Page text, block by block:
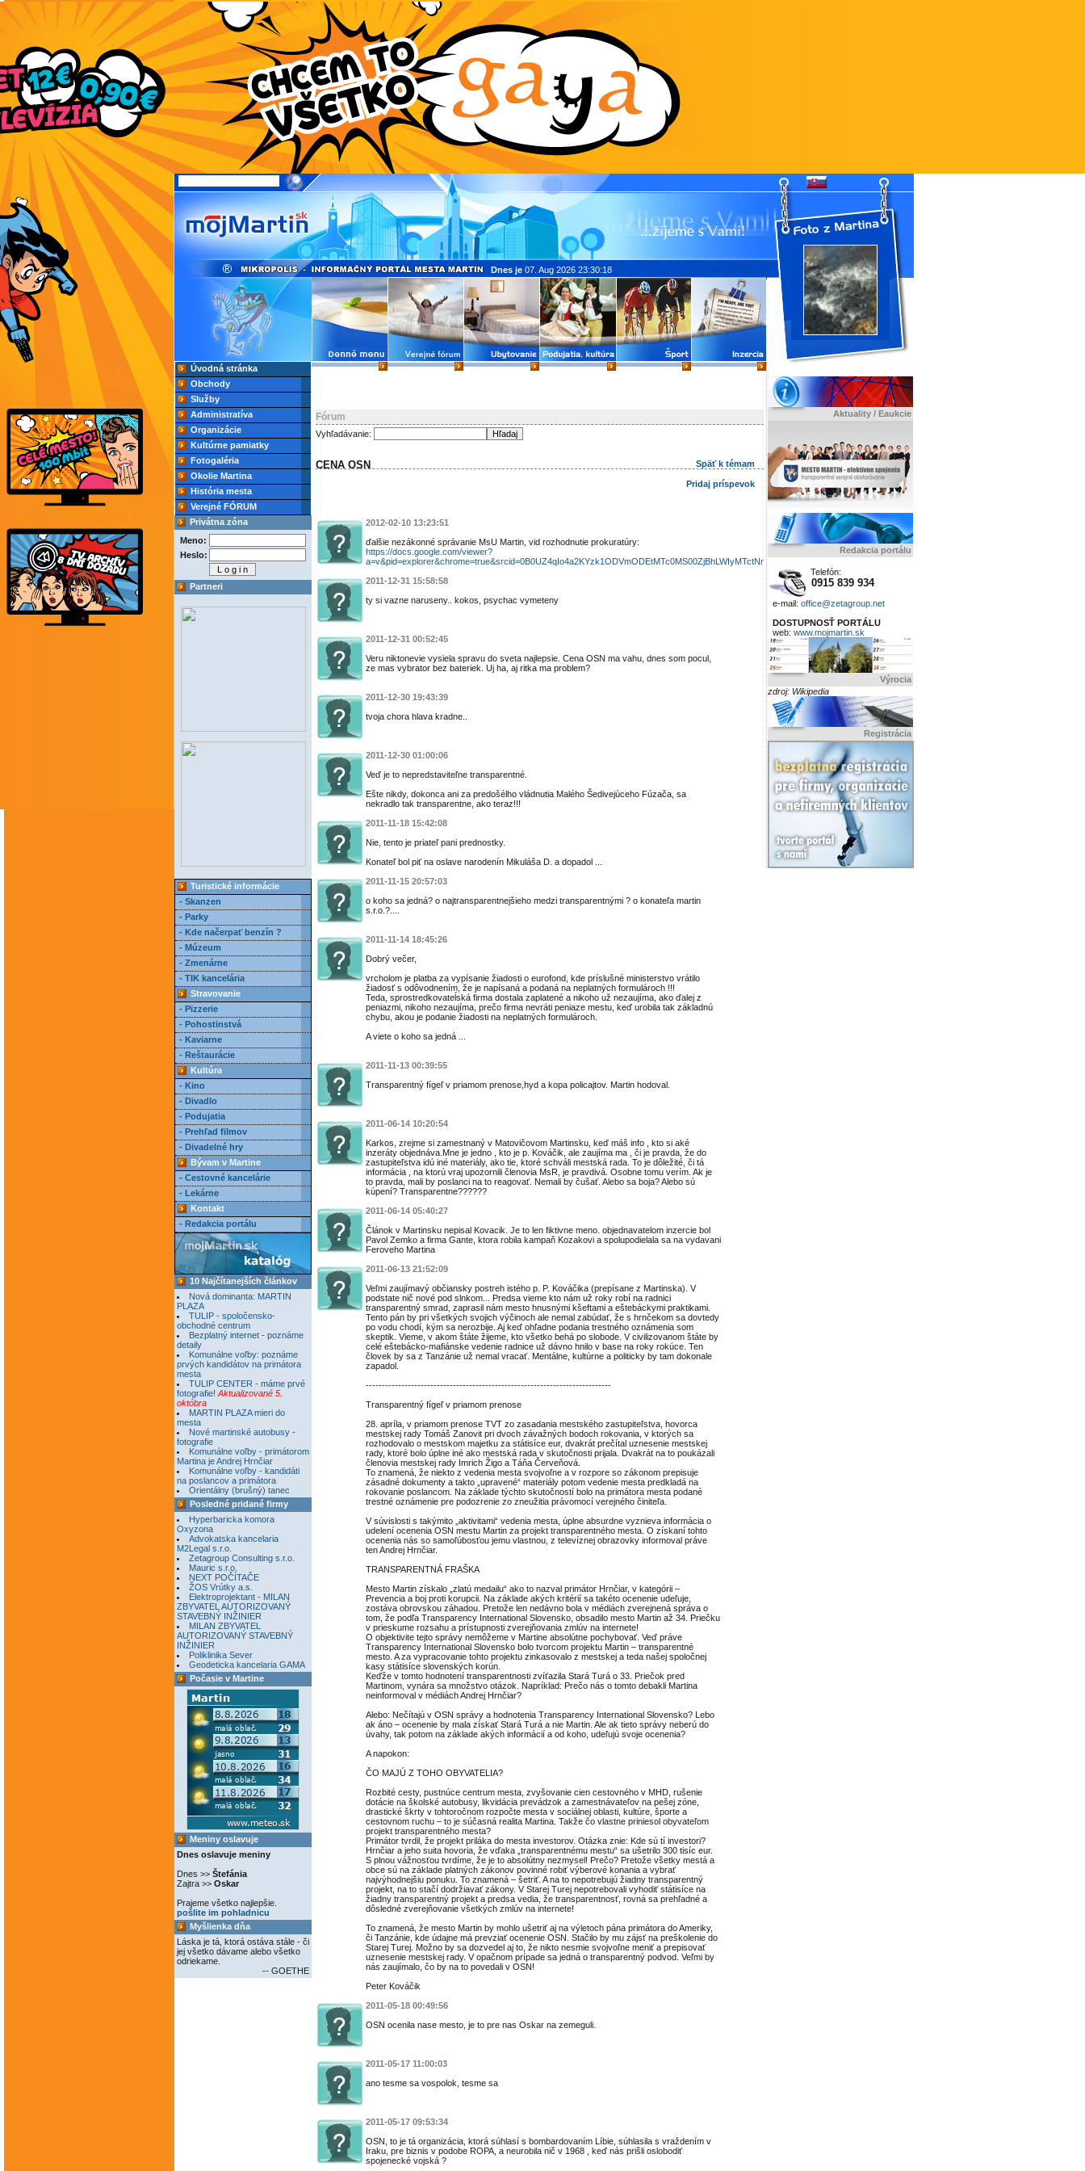
Úvodná stránka
Obchody
Služby
Administratíva
Organizácie
Kultúrne pamiatky
Fotogaléria
Okolie Martina
História mesta
Verejné FÓRUM
Privátna zóna
Meno:
Heslo:
Partneri
Turistické informácie
- Skanzen
- Parky
- Kde načerpať benzín ?
- Múzeum
- Zmenárne
- TIK kancelária
Stravovanie
- Pizzerie
- Pohostinstvá
- Kaviarne
- Reštaurácie
Kultúra
- Kino
- Divadlo
- Podujatia
- Prehľad filmov
- Divadelné hry
Bývam v Martine
- Cestovné kancelárie
- Lekárne
Kontakt
- Redakcia portálu
10 Najčítanejších článkov
Nová dominanta: MARTIN
PLAZA
TULIP - spoločensko-
obchodné centrum
Bezplatný internet - poznáme
detaily
Komunálne voľby: poznáme
prvých kandidátov na primátora
mesta
TULIP CENTER - máme prvé
fotografie! Aktualizované 5.
októbra
MARTIN PLAZA mieri do
mesta
Nové martinské autobusy -
fotografie
Komunálne voľby - primátorom
Martina je Andrej Hrnčiar
Komunálne voľby - kandidáti
na poslancov a primátora
Orientálny (brušný) tanec
Posledné pridané firmy
Hyperbaricka komora
Oxyzona
Advokatska kancelaria
M2Legal s.r.o.
Zetagroup Consulting s.r.o.
Mauric s.r.o.
NEXT POČÍTAČE
ŽOS Vrútky a.s.
Elektroprojektant - MILAN
ZBYVATEL AUTORIZOVANÝ
STAVEBNÝ INŽINIER
MILAN ZBYVATEL
AUTORIZOVANÝ STAVEBNÝ
INŽINIER
Poliklinika Sever
Geodeticka kancelaria GAMA
Počasie v Martine
Meniny oslavuje
Dnes oslavuje meniny
Dnes >> Štefánia
Zajtra >> Oskar
Prajeme všetko najlepšie.
pošlite im pohladnicu
Myšlienka dňa
Láska je tá, ktorá ostáva stále - či
jej všetko dávame alebo všetko
odriekame.
-- GOETHE
Aktuality / Eaukcie
Redakcia portálu
Telefón:
0915 839 934
e-mail: office@zetagroup.net
DOSTUPNOSŤ PORTÁLU
web: www.mojmartin.sk
Výrocia
zdroj: Wikipedia
Registrácia
Dnes je 07. Aug 2026 23:30:18
Fórum
Vyhľadávanie:
CENA OSN Späť k témam
Pridaj príspevok
2012-02-10 13:23:51
ďalšie nezákonné správanie MsU Martin, vid rozhodnutie prokuratúry:
https://docs.google.com/viewer?
a=v&pid=explorer&chrome=true&srcid=0B0UZ4qIo4a2KYzk1ODVmODEtMTc0MS00ZjBhLWIyMTctNmM2MDBlYmJiYjIx&hl=en_US
2011-12-31 15:58:58
ty si vazne naruseny.. kokos, psychac vymeteny
2011-12-31 00:52:45
Veru niktonevie vysiela spravu do sveta najlepsie. Cena OSN ma vahu, dnes som pocul,
ze mas vybrator bez bateriek. Uj ha, aj ritka ma problem?
2011-12-30 19:43:39
tvoja chora hlava kradne..
2011-12-30 01:00:06
Veď je to nepredstaviteľne transparentné.
Ešte nikdy, dokonca ani za predošélho vládnutia Malého Šedivejúceho Fúzača, sa
nekradlo tak transparentne, ako teraz!!!
2011-11-18 15:42:08
Nie, tento je priateľ pani prednostky.
Konateľ bol piť na oslave narodenín Mikuláša D. a dopadol ...
2011-11-15 20:57:03
o koho sa jedná? o najtransparentnejšieho medzi transparentnými ? o konateľa martin
s.r.o.?....
2011-11-14 18:45:26
Dobrý večer,
vrcholom je platba za vypísanie žiadosti o eurofond, kde príslušné ministerstvo vrátilo
žiadosť s odôvodnením, že je napísaná a podaná na neplatných formulároch !!!
Teda, sprostredkovateĺská firma dostala zaplatené a nikoho už nezaujíma, ako ďalej z
peniazmi, nikoho nezaujíma, prečo firma nevráti peniaze mestu, keď urobila tak základnú
chybu, akou je podanie žiadosti na neplatných formulároch.
A viete o koho sa jedná ...
2011-11-13 00:39:55
Transparentný fígeľ v priamom prenose,hyd a kopa policajtov. Martin hodoval.
2011-06-14 10:20:54
Karkos, zrejme si zamestnaný v Matovičovom Martinsku, keď máš info , kto si aké
inzeráty objednáva.Mne je jedno , kto je p. Kováčik, ale zaujíma ma , či je pravda, že do
zastupiteľstva idú iné materiály, ako tie, ktoré schváli mestská rada. To je dôležité, či tá
informácia , na ktorú vraj upozornili členovia MsR, je pravdivá. Osobne tomu verím. Ak je
to pravda, mali by poslanci na to reagovať. Nemali by čušať. Alebo sa boja? Alebo sú
kúpení? Transparentne??????
2011-06-14 05:40:27
Článok v Martinsku nepisal Kovacik. Je to len fiktivne meno. objednavatelom inzercie bol
Pavol Zemko a firma Gante, ktora robila kampaň Kozakovi a spolupodielala sa na vydavani
Feroveho Martina
2011-06-13 21:52:09
Veľmi zaujímavý občiansky postreh istého p. P. Kováčika (prepísane z Martinska). V
podstate nič nové pod slnkom... Predsa vieme kto nám už roky robí na radnici
transparentný smrad, zaprasil nám mesto hnusnými kšeftami a eštebáckymi praktikami.
Tento pán by pri všetkých svojich výčinoch ale nemal zabúdať, že s hrnčekom sa dovtedy
po vodu chodí, kým sa nerozbije. Aj keď ohľadne podania trestného oznámenia som
skeptik. Vieme, v akom štáte žijeme, kto všetko behá po slobode. V civilizovanom štáte by
celé eštebácko-mafiánske vedenie radnice už dávno hnilo v base na roky rokúce. Ten
človek by sa z Tanzánie už nemal vracať. Mentálne, kultúrne a politicky by tam dokonale
zapadol.
----------------------------------------------------------------------------
Transparentný fígeľ v priamom prenose
28. apríla, v priamom prenose TVT zo zasadania mestského zastupiteľstva, hovorca
mestskej rady Tomáš Zanovit pri dvoch závažných bodoch rokovania, v ktorých sa
rozhodovalo o mestskom majetku za státisíce eur, dvakrát prečítal uznesenie mestskej
rady, ktoré bolo úplne iné ako mestská rada v skutočnosti prijala. Dvakrát na to poukázali
členovia mestskej rady Imrich Žigo a Táňa Červeňová.
To znamená, že niekto z vedenia mesta svojvoľne a v rozpore so zákonom prepisuje
zásadné dokumenty a takto „upravené“ materiály potom vedenie mesta predkladá na
rokovanie poslancom. Na základe týchto skutočností bolo na primátora mesta podané
trestné oznámenie pre podozrenie zo zneužitia právomocí verejného činiteľa.
V súvislosti s takýmito „aktivitami“ vedenia mesta, úplne absurdne vyznieva informácia o
udelení ocenenia OSN mestu Martin za projekt transparentného mesta. O získaní tohto
ocenenia nás so samoľúbosťou jemu vlastnou, z televíznej obrazovky informoval práve
ten Andrej Hrnčiar.
TRANSPARENTNÁ FRAŠKA
Mesto Martin získalo „zlatú medailu“ ako to nazval primátor Hrnčiar, v kategórii –
Prevencia a boj proti korupcii. Na základe akých kritérií sa takéto ocenenie udeľuje,
zostáva obrovskou záhadou. Pretože len nedávno bola v médiách zverejnená správa o
tom, že podľa Transparency International Slovensko, obsadilo mesto Martin až 34. Priečku
v prieskume rozsahu a prístupnosti zverejňovania zmlúv na internete!
O objektivite tejto správy nemôžeme v Martine absolútne pochybovať. Veď práve
Transparency International Slovensko bolo tvorcom projektu Martin – transparentné
mesto. A za vypracovanie tohto projektu zinkasovalo z mestskej a teda našej spoločnej
kasy státisíce slovenských korún.
Keďže v tomto hodnotení transparentnosti zvíťazila Stará Turá o 33. Priečok pred
Martinom, vynára sa množstvo otázok. Napríklad: Prečo nás o tomto debakli Martina
neinformoval v médiách Andrej Hrnčiar?
Alebo: Nečítajú v OSN správy a hodnotenia Transparency International Slovensko? Lebo
ak áno – ocenenie by mala získať Stará Turá a nie Martin. Ale ak tieto správy neberú do
úvahy, tak potom na základe akých informácií a od koho, udeľujú svoje ocenenia?
A napokon:
ČO MAJÚ Z TOHO OBYVATELIA?
Rozbité cesty, pustnúce centrum mesta, zvyšovanie cien cestovného v MHD, rušenie
dotácie na školské autobusy, likvidácia prevádzok a zamestnávateľov na pešej zóne,
drastické škrty v tohtoročnom rozpočte mesta v sociálnej oblasti, kultúre, športe a
cestovnom ruchu – to je súčasná realita Martina. Takže čo vlastne priniesol obyvateľom
projekt transparentného mesta?
Primátor tvrdil, že projekt priláka do mesta investorov. Otázka znie: Kde sú tí investori?
Hrnčiar a jeho suita hovoria, že vďaka „transparentnému mestu“ sa ušetrilo 300 tisíc eur.
S plnou vážnosťou tvrdíme, že je to absolútny nezmysel! Prečo? Pretože všetky mestá a
obce sú na základe platných zákonov povinné robiť výberové konania a vybrať
najvýhodnejšiu ponuku. To znamená – šetriť. A na to nepotrebujú žiadny transparentný
projekt, na to stačí dodržiavať zákony. V Starej Turej nepotrebovali vyhodiť státisíce na
žiadny transparentný projekt a predsa vedia, že transparentnosť, rovná sa prehľadné a
dôsledné zverejňovanie všetkých zmlúv na internete!
To znamená, že mesto Martin by mohlo ušetriť aj na výletoch pána primátora do Ameriky,
či Tanzánie, kde údajne má prevziať ocenenie OSN. Stačilo by mu zájsť na preškolenie do
Starej Turej. Možno by sa dozvedel aj to, že nikto nesmie svojvoľne meniť a prepisovať
uznesenie mestskej rady. V opačnom prípade sa jedná o transparentný podvod. Veľmi by
nás zaujímalo, čo by na to povedali v OSN!
Peter Kováčik
2011-05-18 00:49:56
OSN ocenila nase mesto, je to pre nas Oskar na zemeguli.
2011-05-17 11:00:03
ano tesme sa vospolok, tesme sa
2011-05-17 09:53:34
OSN, to je tá organizácia, ktorá súhlasí s bombardovaním Líbie, súhlasila s vraždením v
Iraku, pre biznis v podobe ROPA, a neurobila nič v 1968 , keď nás prišli oslobodiť
spojenecké vojská ?